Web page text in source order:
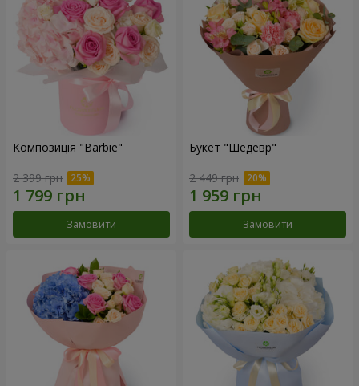
Композиція "Barbie"
2 399 грн
Замовити
Букет "Шедевр"
2 449 грн
Замовити